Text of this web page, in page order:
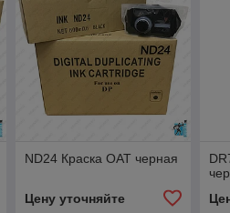
ND24 Краска OAT черная
Цену уточняйте